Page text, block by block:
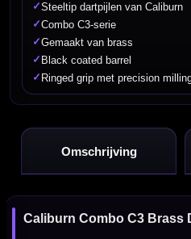
✓Steeltip dartpijlen van Caliburn
✓Combo C3-serie
✓Gemaakt van brass
✓ Black coated barrel
✓ Ringed grip met precision
Omschrijving
Caliburn Combo C3 Brass